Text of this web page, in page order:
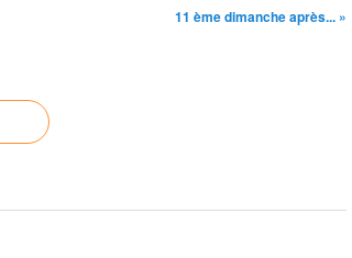
11 ème dimanche après... »